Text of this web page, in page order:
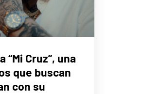
Cruz”, una
que buscan
con su